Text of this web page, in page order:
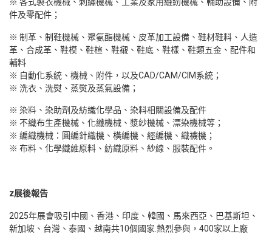
件及零配件；
※ 制革、制鞋機械、聚氨酯機械、皮革加工設備、鞋材鞋料、人造
革、合成革、鞋模、鞋楦、鞋襯、鞋底、鞋樣、鞋類五金、配件和
輔料
※ 自動化系統、機械、附件，以及CAD/CAM/CIM系統；
※ 洗衣、洗熨、蒸熨及蒸氣設備；
※ 染料、染助劑及紡織化學品、染料相關設備及配件
※ 不織布生產機械、化纖機械、漿紗機械、漂染機械等；
※ 編織機械：圓編針織機、橫編機、經編機、織襪機；
※ 布料、化學纖維原料、紡織原料、紗線、服裝配件。
z展後報告
2025年展會吸引中國、香港、印度、韓國、馬來西亞、巴基斯坦、
新加坡、台灣、泰國、越南共10個國家.熱烈參與，400家以上廠